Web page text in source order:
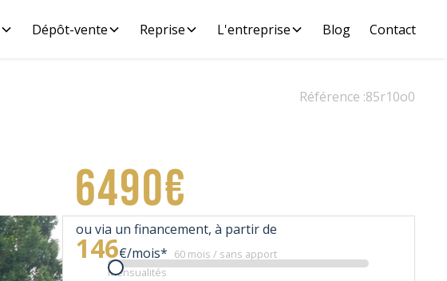
Dépôt-vente Reprise L'entreprise Blog Contact
Référence :85r10o0
6490€
ou via un financement, à partir de
146€/mois* 60 mois / sans apport
Mensualités